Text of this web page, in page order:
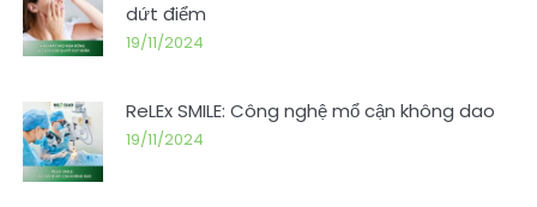
dứt điểm
19/11/2024
ReLEx SMILE: Công nghệ mổ cận không dao
19/11/2024